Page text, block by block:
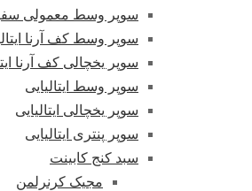
سوپر وسط معمولی
سوپر وسط کف آرنا
سوپر یخچالی کف آرنا
سوپر وسط ایتالیایی
سوپر یخچالی ایتالیایی
سوپر پنتری ایتالیایی
سبد کنج کابینت
مجیک کرنرلمن